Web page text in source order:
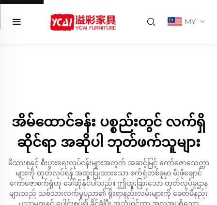
MY
အိမ်ထောင်ခန်း ပစ္စည်းတွင် လက်ရှိ
ဆိုင်ရာ အဆိုပါ ဘုတ်ဖက်သူများ
မိသားစုနှင့် စီးပွားရေးလုပ်ငန်းများအတွက် အဆင့်မြင့် ကော်ဇောသေတ္တာ
များကို ထုတ်လုပ်ရန် အထူးပြုထားသော စက်ရုံတစ်ခုမှာ မီးဖိုချောင်
ကော်ဇောစက်ရုံဟု ခေါ်ဆိုနိုင်ပါသည်။ ဤထူးခြားသော ထုတ်လုပ်မှုဌာန
များသည် သစ်သားလက်မှုပညာ၏ ရိုးရာနည်းလမ်းများကို ခေတ်မီနည်း